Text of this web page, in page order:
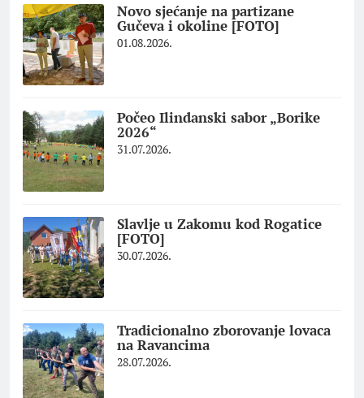
Novo sjećanje na partizane
Gučeva i okoline [FOTO]
01.08.2026.
Počeo Ilindanski sabor „Borike
2026“
31.07.2026.
Slavlje u Zakomu kod Rogatice
[FOTO]
30.07.2026.
Tradicionalno zborovanje lovaca
na Ravancima
28.07.2026.